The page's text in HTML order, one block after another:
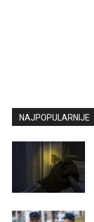
NAJPOPULARNIJE